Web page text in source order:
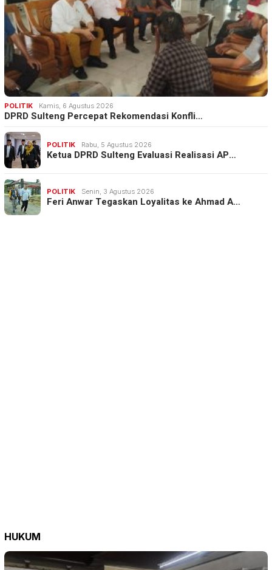
POLITIK Kamis, 6 Agustus 2026
DPRD Sulteng Percepat Rekomendasi Konfli…
POLITIK Rabu, 5 Agustus 2026
Ketua DPRD Sulteng Evaluasi Realisasi AP…
POLITIK Senin, 3 Agustus 2026
Feri Anwar Tegaskan Loyalitas ke Ahmad A…
HUKUM